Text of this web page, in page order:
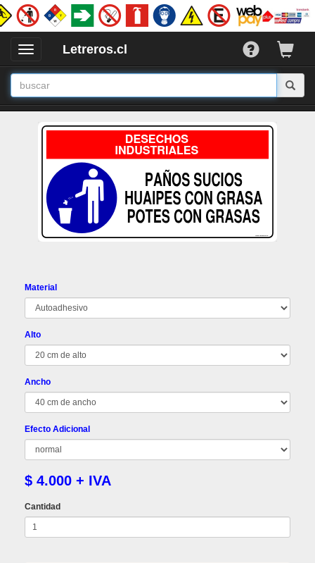
Desplegar
Ocultar
Menu
Letreros.cl
Material
Alto
Ancho
Efecto Adicional
$ 4.000 + IVA
Cantidad